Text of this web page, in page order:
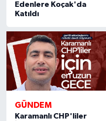
Edenlere Koçak'da
Katıldı
GÜNDEM
Karamanlı CHP'liler